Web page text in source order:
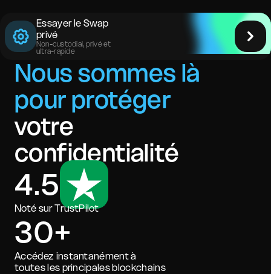
Essayer le Swap
privé
Non-custodial, privé et
ultra-rapide
Nous sommes là
pour protéger
votre
confidentialité
4.5
Noté sur TrustPilot
30+
Accédez instantanément à
toutes les principales blockchains